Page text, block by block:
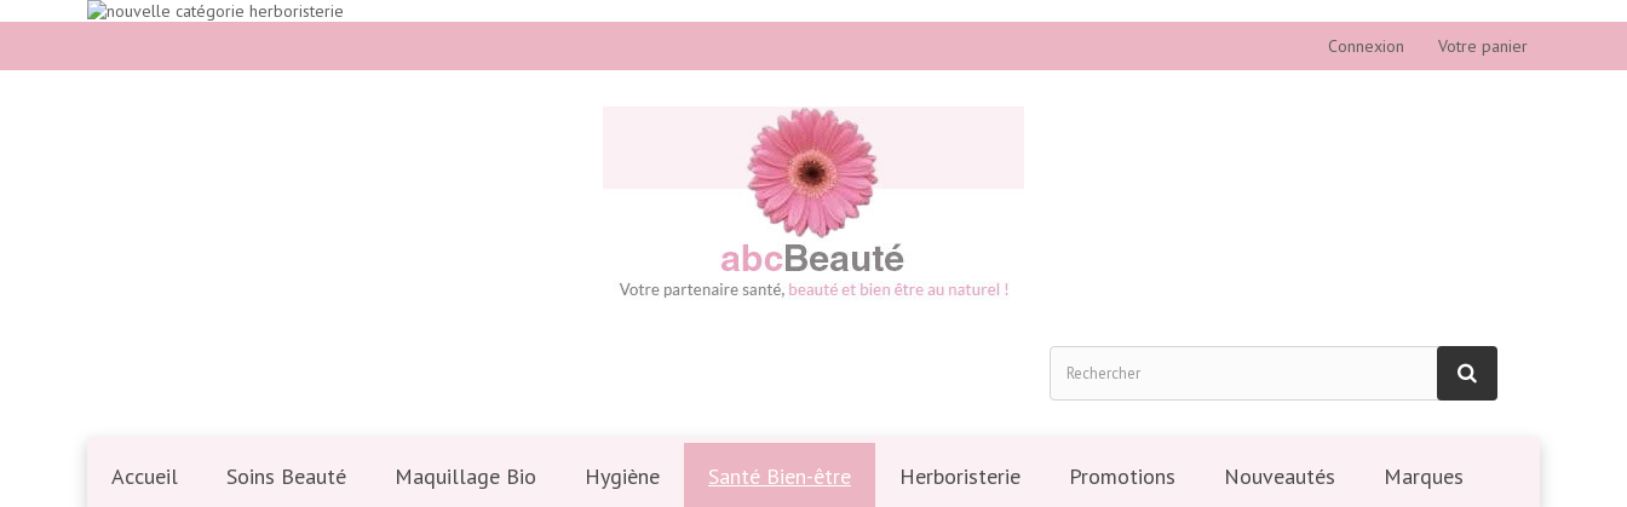
Connexion Votre panier
Accueil Soins Beauté Maquillage Bio Hygiène Santé Bien-être Herboristerie Promotions Nouveautés Marques